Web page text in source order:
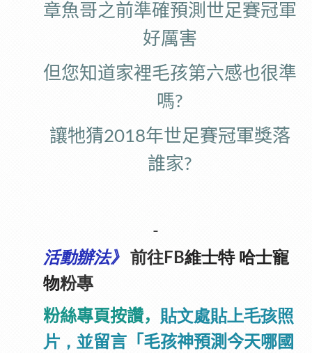
章魚哥之前準確預測世足賽冠軍
好厲害
但您知道家裡毛孩第六感也很準
嗎?
讓牠猜2018年世足賽冠軍獎落
誰家?
-
活動辦法》 前往FB維士特 哈士寵
物粉專
粉絲專頁按讚， 貼文處貼上毛孩照
片， 並留言「毛孩神預測 今天哪國